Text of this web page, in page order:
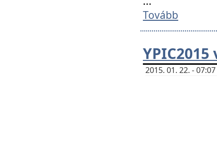
Tovább
YPIC2015
2015. 01. 22. -